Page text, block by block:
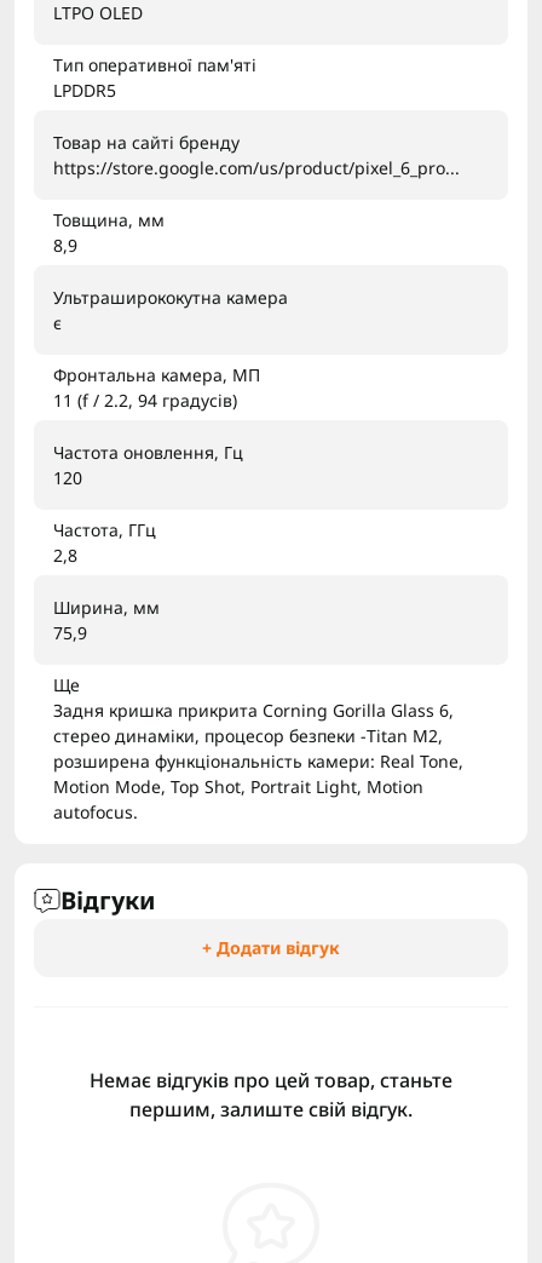
LTPO OLED
Тип оперативної пам'яті
LPDDR5
Товар на сайті бренду
https://store.google.com/us/product/pixel_6_pro...
Товщина, мм
8,9
Ультраширококутна камера
є
Фронтальна камера, МП
11 (f / 2.2, 94 градусів)
Частота оновлення, Гц
120
Частота, ГГц
2,8
Ширина, мм
75,9
Ще
Задня кришка прикрита Corning Gorilla Glass 6,
стерео динаміки, процесор безпеки -Titan M2,
розширена функціональність камери: Real Tone,
Motion Mode, Top Shot, Portrait Light, Motion
autofocus.
Відгуки
+ Додати відгук
Немає відгуків про цей товар, станьте
першим, залиште свій відгук.